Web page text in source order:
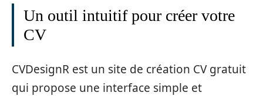
Un outil intuitif pour créer votre
CV
CVDesignR est un site de création CV gratuit
qui propose une interface simple et